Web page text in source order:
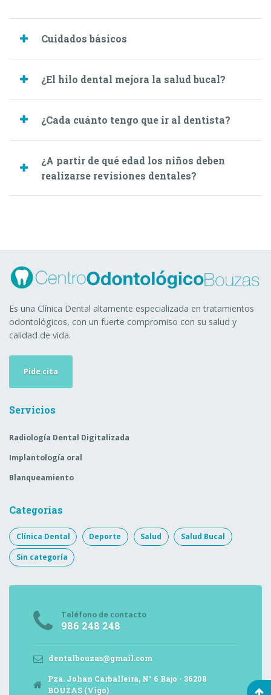
Cuidados básicos
¿El hilo dental mejora la salud bucal?
¿Cada cuánto tengo que ir al dentista?
¿A partir de qué edad los niños deben
realizarse revisiones dentales?
Es una Clínica Dental altamente especializada en tratamientos
odontológicos, con un fuerte compromiso con su salud y
calidad de vida.
Pide cita
Servicios
Radiología Dental Digitalizada
Implantología oral
Blanqueamiento
Categorías
Clínica Dental Deporte Salud Salud Bucal
Sin categoría
Teléfono de contacto
986 248 248
dentalbouzas@gmail.com
Pza. Johan Carballeira, N° 6 Bajo - 36208
BOUZAS (Vigo)